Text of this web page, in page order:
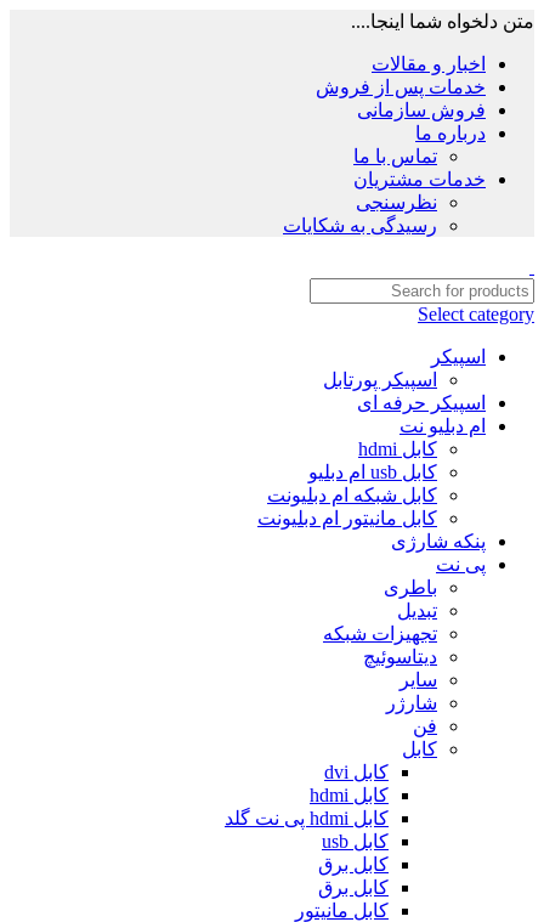
متن دلخواه شما اینجا....
اخبار و مقالات
خدمات پس از فروش
فروش سازمانی
درباره ما
تماس با ما
خدمات مشتریان
نظرسنجی
رسیدگی به شکایات
Select category
اسپیکر
اسپیکر پورتابل
اسپیکر حرفه ای
ام دبلیو نت
کابل hdmi
کابل usb ام دبلیو
کابل شبکه ام دبلیونت
کابل مانیتور ام دبلیونت
پنکه شارژی
پی نت
باطری
تبدیل
تجهیزات شبکه
دیتاسوئیچ
سایر
شارژر
فن
کابل
کابل dvi
کابل hdmi
کابل hdmi پی نت گلد
کابل usb
کابل برق
کابل برق
کابل مانیتور